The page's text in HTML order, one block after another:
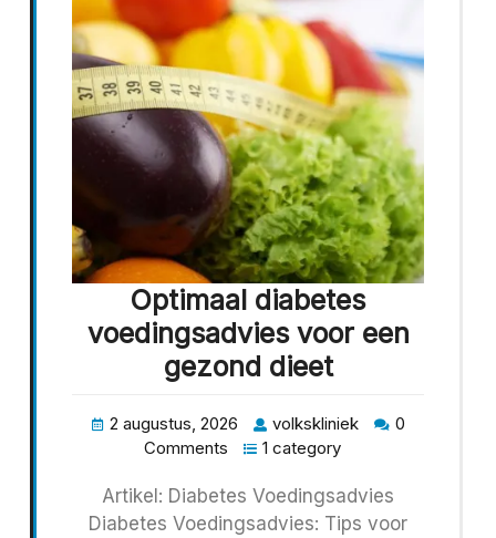
Optimaal diabetes
voedingsadvies voor een
gezond dieet
2 augustus, 2026 volkskliniek
0
Comments
1 category
Artikel: Diabetes Voedingsadvies
Diabetes Voedingsadvies: Tips voor